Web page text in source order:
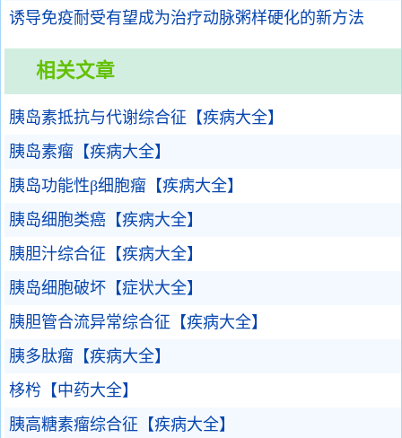
诱导免疫耐受有望成为治疗动脉粥样硬化的新方法
相关文章
胰岛素抵抗与代谢综合征【疾病大全】
胰岛素瘤【疾病大全】
胰岛功能性β细胞瘤【疾病大全】
胰岛细胞类癌【疾病大全】
胰胆汁综合征【疾病大全】
胰岛细胞破坏【症状大全】
胰胆管合流异常综合征【疾病大全】
胰多肽瘤【疾病大全】
栘枍【中药大全】
胰高糖素瘤综合征【疾病大全】